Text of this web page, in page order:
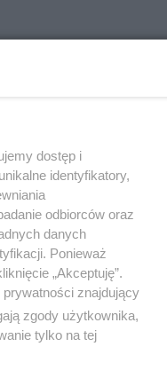
29
dostęp i
identyfikatory,
odbiorców oraz
danych
Ponieważ
„Akceptuję”.
znajdujący
zgody użytkownika,
tylko na tej